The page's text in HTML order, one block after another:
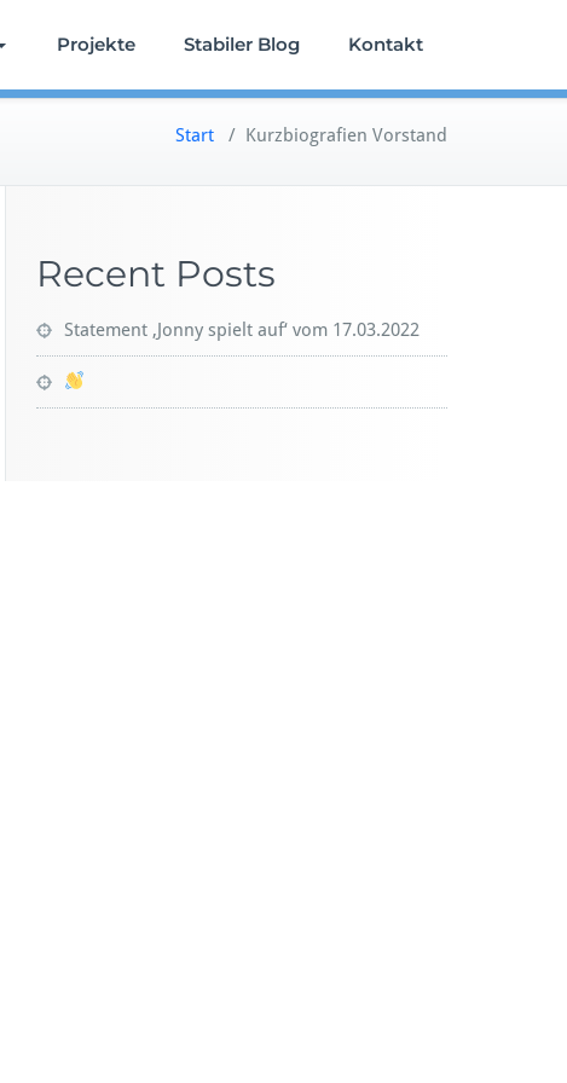
Projekte Stabiler Blog Kontakt
Start / Kurzbiografien Vorstand
Recent Posts
Statement ‚Jonny spielt auf‘ vom 17.03.2022